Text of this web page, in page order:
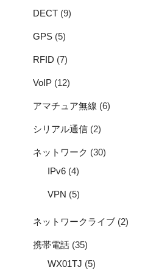
DECT (9)
GPS (5)
RFID (7)
VoIP (12)
アマチュア無線 (6)
シリアル通信 (2)
ネットワーク (30)
IPv6 (4)
VPN (5)
ネットワークライブ (2)
携帯電話 (35)
WX01TJ (5)